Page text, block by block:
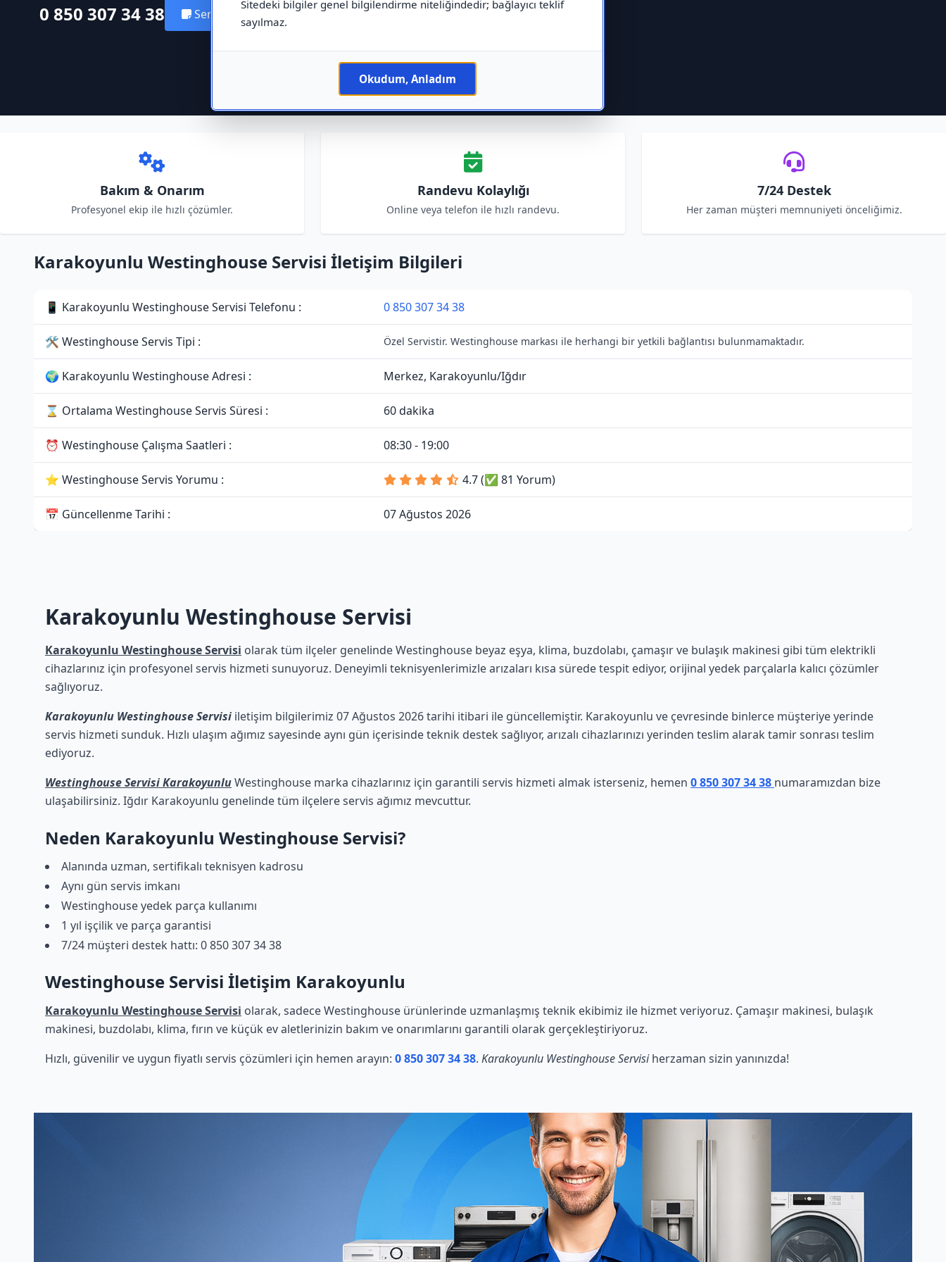
Sitedeki bilgiler genel bilgilendirme niteliğindedir; bağlayıcı teklif
sayılmaz.
Okudum, Anladım
0 850 307 34 38 Servis Kaydı Oluştur
Bakım & Onarım
Profesyonel ekip ile hızlı çözümler.
Randevu Kolaylığı
Online veya telefon ile hızlı randevu.
7/24 Destek
Her zaman müşteri memnuniyeti önceliğimiz.
Karakoyunlu Westinghouse Servisi İletişim Bilgileri
📱 Karakoyunlu Westinghouse Servisi Telefonu : 0 850 307 34 38
🛠 Westinghouse Servis Tipi : Özel Servistir. Westinghouse markası ile herhangi bir yetkili bağlantısı bulunmamaktadır.
🌍 Karakoyunlu Westinghouse Adresi : Merkez, Karakoyunlu/Iğdır
⌛ Ortalama Westinghouse Servis Süresi : 60 dakika
⏰ Westinghouse Çalışma Saatleri : 08:30 - 19:00
⭐ Westinghouse Servis Yorumu : 4.7 (✅ 81 Yorum)
📅 Güncellenme Tarihi : 07 Ağustos 2026
Karakoyunlu Westinghouse Servisi
Karakoyunlu Westinghouse Servisi olarak tüm ilçeler genelinde Westinghouse beyaz eşya, klima, buzdolabı, çamaşır ve bulaşık makinesi gibi tüm elektrikli
cihazlarınız için profesyonel servis hizmeti sunuyoruz. Deneyimli teknisyenlerimizle arızaları kısa sürede tespit ediyor, orijinal yedek parçalarla kalıcı çözümler
sağlıyoruz.
Karakoyunlu Westinghouse Servisi iletişim bilgilerimiz 07 Ağustos 2026 tarihi itibari ile güncellemiştir. Karakoyunlu ve çevresinde binlerce müşteriye yerinde
servis hizmeti sunduk. Hızlı ulaşım ağımız sayesinde aynı gün içerisinde teknik destek sağlıyor, arızalı cihazlarınızı yerinden teslim alarak tamir sonrası teslim
ediyoruz.
Westinghouse Servisi KarakoyunluWestinghouse marka cihazlarınız için garantili servis hizmeti almak isterseniz, hemen 0 850 307 34 38 numaramızdan bize
ulaşabilirsiniz. Iğdır Karakoyunlu genelinde tüm ilçelere servis ağımız mevcuttur.
Neden Karakoyunlu Westinghouse Servisi?
Alanında uzman, sertifikalı teknisyen kadrosu
Aynı gün servis imkanı
Westinghouse yedek parça kullanımı
1 yıl işçilik ve parça garantisi
7/24 müşteri destek hattı: 0 850 307 34 38
Westinghouse Servisi İletişim Karakoyunlu
Karakoyunlu Westinghouse Servisi olarak, sadece Westinghouse ürünlerinde uzmanlaşmış teknik ekibimiz ile hizmet veriyoruz. Çamaşır makinesi, bulaşık
makinesi, buzdolabı, klima, fırın ve küçük ev aletlerinizin bakım ve onarımlarını garantili olarak gerçekleştiriyoruz.
Hızlı, güvenilir ve uygun fiyatlı servis çözümleri için hemen arayın: 0 850 307 34 38. Karakoyunlu Westinghouse Servisiherzaman sizin yanınızda!